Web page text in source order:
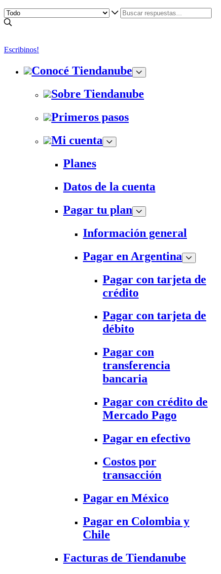
Escribinos!
Conocé Tiendanube
Sobre Tiendanube
Primeros pasos
Mi cuenta
Planes
Datos de la cuenta
Pagar tu plan
Información general
Pagar en Argentina
Pagar con tarjeta de
crédito
Pagar con tarjeta de
débito
Pagar con
transferencia
bancaria
Pagar con crédito de
Mercado Pago
Pagar en efectivo
Costos por
transacción
Pagar en México
Pagar en Colombia y
Chile
Facturas de Tiendanube